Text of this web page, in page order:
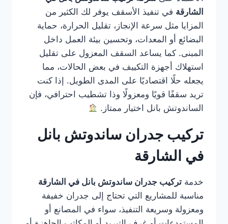
الشارقة في تنفيذ الأسقف يوفر لك الكثير من
المزايا مثل سرعة الإنجاز، تقليل الحرارة، حماية
البضائع أو المعدات، وتحسين بيئة العمل داخل
المبنى. كما يساعد السقف المعزول على تقليل
استهلاك أجهزة التكييف في بعض الحالات، مما
يجعله حلًا اقتصاديًا على المدى الطويل. إذا كنت
تريد سقفًا قويًا ومعزولًا وذا تشطيب احترافي، فإن
الساندوتش بانل اختيار ممتاز.
تركيب جدران ساندوتش بانل
في الشارقة
خدمة تركيب جدران ساندوتش بانل في الشارقة
مناسبة للمشاريع التي تحتاج إلى جدران خفيفة
ومعزولة وسريعة التنفيذ، سواء في المصانع أو